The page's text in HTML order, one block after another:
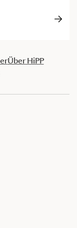
Über HiPP